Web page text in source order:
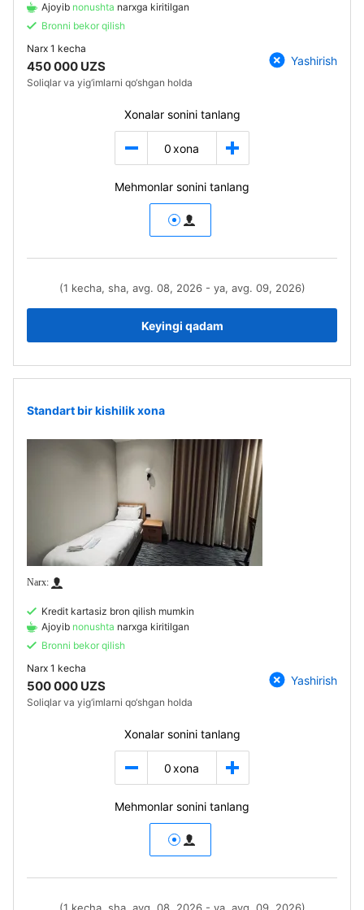
Ajoyib nonushta narxga kiritilgan
Bronni bekor qilish
Narx 1 kecha
450 000 UZS
Soliqlar va yig‘imlarni qo‘shgan holda
Yashirish
Xonalar sonini tanlang
0 xona
Mehmonlar sonini tanlang
(1 kecha, sha, avg. 08, 2026 - ya, avg. 09, 2026)
Keyingi qadam
Standart bir kishilik xona
Kredit kartasiz bron qilish mumkin
Ajoyib nonushta narxga kiritilgan
Bronni bekor qilish
Narx 1 kecha
500 000 UZS
Soliqlar va yig‘imlarni qo‘shgan holda
Yashirish
Xonalar sonini tanlang
0 xona
Mehmonlar sonini tanlang